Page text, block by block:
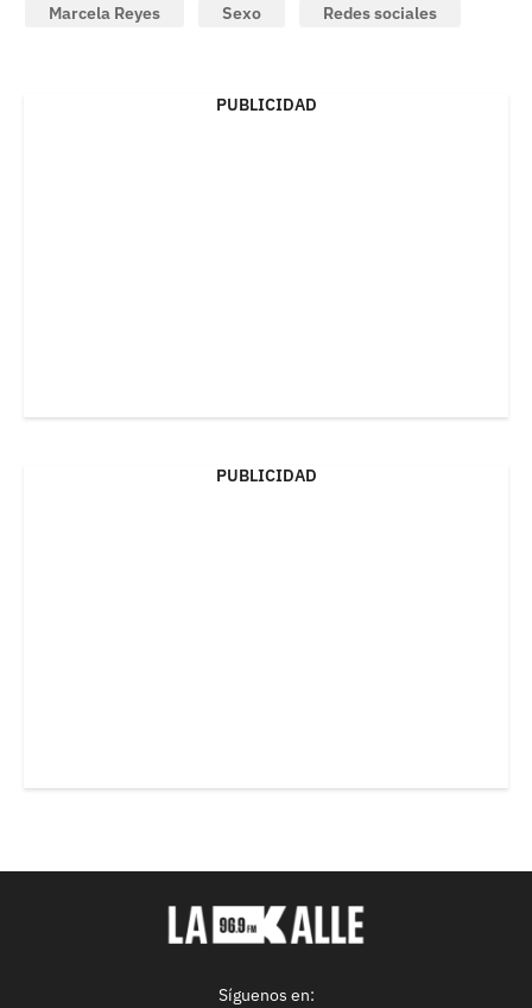
Marcela Reyes Sexo Redes sociales
PUBLICIDAD
PUBLICIDAD
Síguenos en: